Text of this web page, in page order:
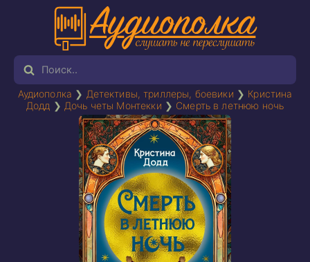
Аудиополка ❯ Детективы, триллеры, боевики ❯ Кристина
Додд ❯ Дочь четы Монтекки ❯ Смерть в летнюю ночь